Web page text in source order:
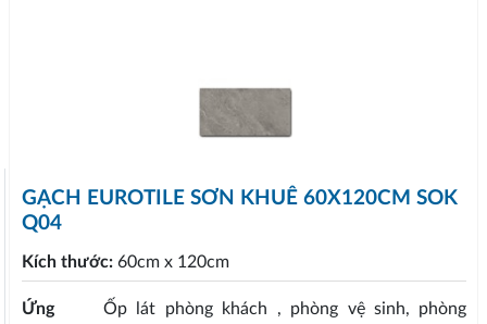
GẠCH EUROTILE SƠN KHUÊ 60X120CM SOK
Q04
Kích thước: 60cm x 120cm
Ứng
Ốp lát phòng khách , phòng vệ sinh, phòng